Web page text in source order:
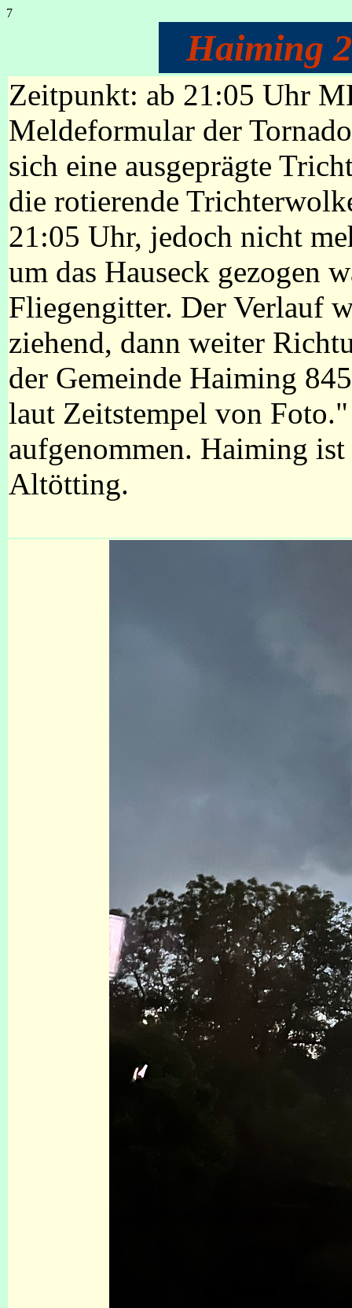
7
Haiming
Zeitpunkt: ab 21:05 Uhr
Meldeformular der
sich eine ausgeprägte
die rotierende
21:05 Uhr, jedoch nicht
um das Hauseck gezogen
Fliegengitter. Der Verlauf
ziehend, dann weiter
der Gemeinde Haiming
laut Zeitstempel von
aufgenommen. Haiming
Altötting.